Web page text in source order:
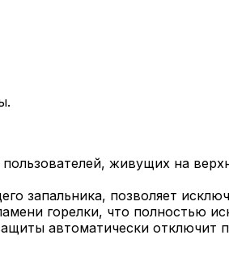
живущих на
запальника, позволяет
горелки, что полностью
автоматически отключит